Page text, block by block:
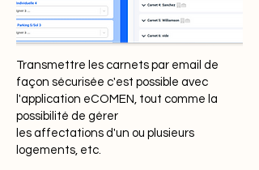
d’Information du
Logement ?
Le CIL contient des informations
sur l'état et l'entretien des
équipements, des matériaux et
des systèmes du bâtiment, ainsi
que sur les travaux de rénovation
Transmettre les carnets par email de
façon sécurisée c'est possible avec
l'application eCOMEN, tout comme la
possibilité de gérer
les affectations d'un ou plusieurs
logements, etc.